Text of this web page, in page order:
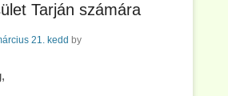
Tarján számára
21. kedd by